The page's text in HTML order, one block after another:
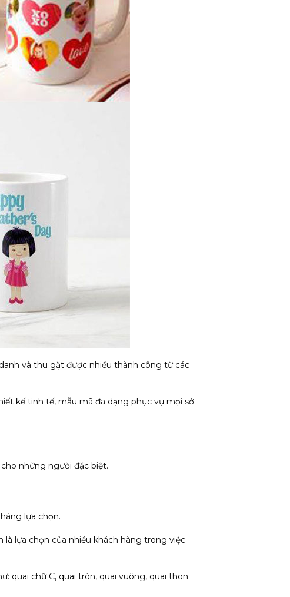
và thu gặt được nhiều thành công từ các
kế tinh tế, mẫu mã đa dạng phục vụ mọi sở
những người đặc biệt.
lựa chọn.
lựa chọn của nhiều khách hàng trong việc
quai chữ C, quai tròn, quai vuông, quai thon